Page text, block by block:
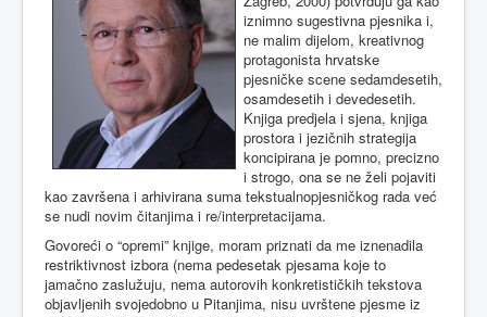
iznimno sugestivna pjesnika i,
ne malim dijelom, kreativnog
protagonista hrvatske
pjesničke scene sedamdesetih,
osamdesetih i devedesetih.
Knjiga predjela i sjena, knjiga
prostora i jezičnih strategija
koncipirana je pomno, precizno
i strogo, ona se ne želi pojaviti
kao završena i arhivirana suma tekstualnopjesničkog rada već
se nudi novim čitanjima i re/interpretacijama.
Govoreći o “opremi” knjige, moram priznati da me iznenadila
restriktivnost izbora (nema pedesetak pjesama koje to
jamačno zaslužuju, nema autorovih konkretističkih tekstova
objavljenih svojedobno u Pitanjima, nisu uvrštene pjesme iz